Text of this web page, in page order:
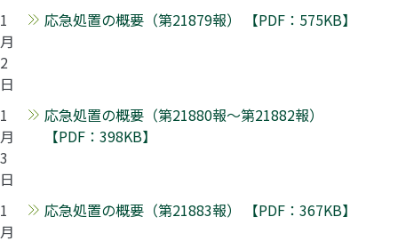
1
月
2
日
応急処置の概要（第21879報） 【PDF：575KB】
1
月
3
日
応急処置の概要（第21880報～第21882報）
【PDF：398KB】
1
月
応急処置の概要（第21883報） 【PDF：367KB】